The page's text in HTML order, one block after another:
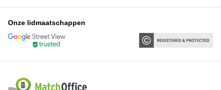
Onze lidmaatschappen